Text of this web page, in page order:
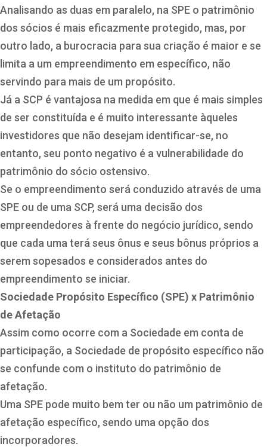
Analisando as duas em paralelo, na SPE o patrimônio
dos sócios é mais eficazmente protegido, mas, por
outro lado, a burocracia para sua criação é maior e se
limita a um empreendimento em específico, não
servindo para mais de um propósito.
Já a SCP é vantajosa na medida em que é mais simples
de ser constituída e é muito interessante àqueles
investidores que não desejam identificar-se, no
entanto, seu ponto negativo é a vulnerabilidade do
patrimônio do sócio ostensivo.
Se o empreendimento será conduzido através de uma
SPE ou de uma SCP, será uma decisão dos
empreendedores à frente do negócio jurídico, sendo
que cada uma terá seus ônus e seus bônus próprios a
serem sopesados e considerados antes do
empreendimento se iniciar.
Sociedade Propósito Específico (SPE) x Patrimônio
de Afetação
Assim como ocorre com a Sociedade em conta de
participação, a Sociedade de propósito específico não
se confunde com o instituto do patrimônio de
afetação.
Uma SPE pode muito bem ter ou não um patrimônio de
afetação específico, sendo uma opção dos
incorporadores.